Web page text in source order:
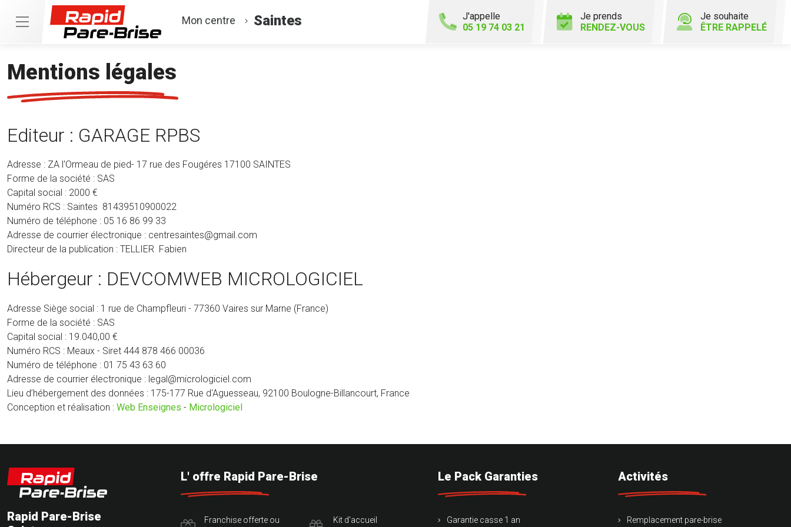
Mon centre Saintes
J'appelle
05 19 74 03 21
Je prends
RENDEZ-VOUS
Je souhaite
ÊTRE RAPPELÉ
Mentions légales
Editeur : GARAGE RPBS
Adresse : ZA l'Ormeau de pied- 17 rue des Fougéres 17100 SAINTES
Forme de la société : SAS
Capital social : 2000 €
Numéro RCS : Saintes 81439510900022
Numéro de téléphone : 05 16 86 99 33
Adresse de courrier électronique : centresaintes@gmail.com
Directeur de la publication : TELLIER Fabien
Hébergeur : DEVCOMWEB MICROLOGICIEL
Adresse Siège social : 1 rue de Champfleuri - 77360 Vaires sur Marne (France)
Forme de la société : SAS
Capital social : 19.040,00 €
Numéro RCS : Meaux - Siret 444 878 466 00036
Numéro de téléphone : 01 75 43 63 60
Adresse de courrier électronique : legal@micrologiciel.com
Lieu d’hébergement des données : 175-177 Rue d'Aguesseau, 92100 Boulogne-Billancourt, France
Conception et réalisation : Web Enseignes - Micrologiciel
Rapid Pare-Brise
L' offre Rapid Pare-Brise
Franchise offerte ou
Kit d'accueil
Le Pack Garanties
Garantie casse 1 an
Activités
Remplacement pare-brise